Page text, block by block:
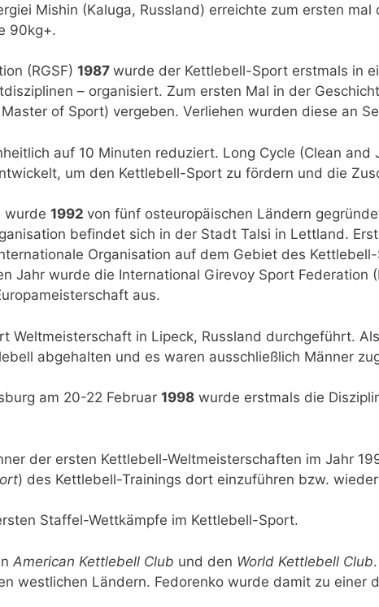
Mishin (Kaluga, Russland) erreichte zum ersten mal
90kg+.
(RGSF) 1987 wurde der Kettlebell-Sport erstmals in
– organisiert. Zum ersten Mal in der
of Sport) vergeben. Verliehen wurden diese an
auf 10 Minuten reduziert. Long Cycle (Clean and
um den Kettlebell-Sport zu fördern und die
wurde 1992 von fünf osteuropäischen Ländern
befindet sich in der Stadt Talsi in Lettland.
Organisation auf dem Gebiet des
Jahr wurde die International Girevoy Sport Federation
aus.
Weltmeisterschaft in Lipeck, Russland durchgeführt.
abgehalten und es waren ausschließlich Männer
am 20-22 Februar 1998 wurde erstmals die
der ersten Kettlebell-Weltmeisterschaften im Jahr
) des Kettlebell-Trainings dort einzuführen bzw.
Staffel-Wettkämpfe im Kettlebell-Sport.
American Kettlebell Club und den World Kettlebell Club
westlichen Ländern. Fedorenko wurde damit zu einer